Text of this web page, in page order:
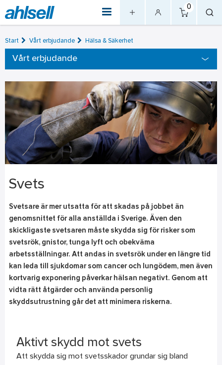
0
Start Vårt erbjudande Hälsa & Säkerhet
Vårt erbjudande
Svets
Svetsare är mer utsatta för att skadas på jobbet än
genomsnittet för alla anställda i Sverige. Även den
skickligaste svetsaren måste skydda sig för risker som
svetsrök, gnistor, tunga lyft och obekväma
arbetsställningar. Att andas in svetsrök under en längre tid
kan leda till sjukdomar som cancer och lungödem, men även
kortvarig exponering påverkar hälsan negativt. Genom att
vidta rätt åtgärder och använda personlig
skyddsutrustning går det att minimera riskerna.
Aktivt skydd mot svets
Att skydda sig mot svetsskador grundar sig bland